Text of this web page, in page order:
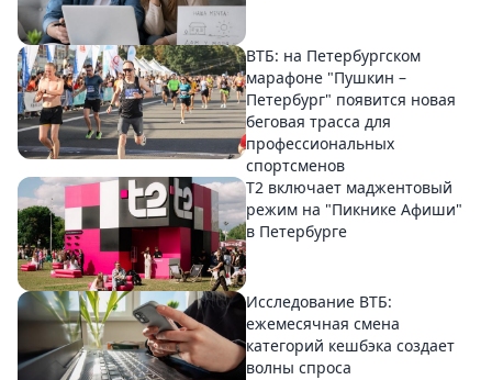
ВТБ: на Петербургском
марафоне "Пушкин –
Петербург" появится новая
беговая трасса для
профессиональных
спортсменов
Т2 включает маджентовый
режим на "Пикнике Афиши"
в Петербурге
Исследование ВТБ:
ежемесячная смена
категорий кешбэка создает
волны спроса